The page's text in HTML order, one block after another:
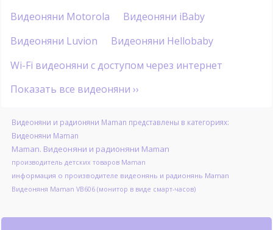
Видеоняни Motorola
Видеоняни iBaby
Видеоняни Luvion
Видеоняни Hellobaby
Wi-Fi видеоняни с доступом через интернет
Показать все видеоняни ››
Видеоняни и радионяни Maman представлены в категориях:
Видеоняни Maman
Maman. Видеоняни и радионяни Maman
производитель детских товаров Maman
информация о производителе видеонянь и радионянь Maman
Видеоняня Maman VB606 (монитор в виде смарт-часов)